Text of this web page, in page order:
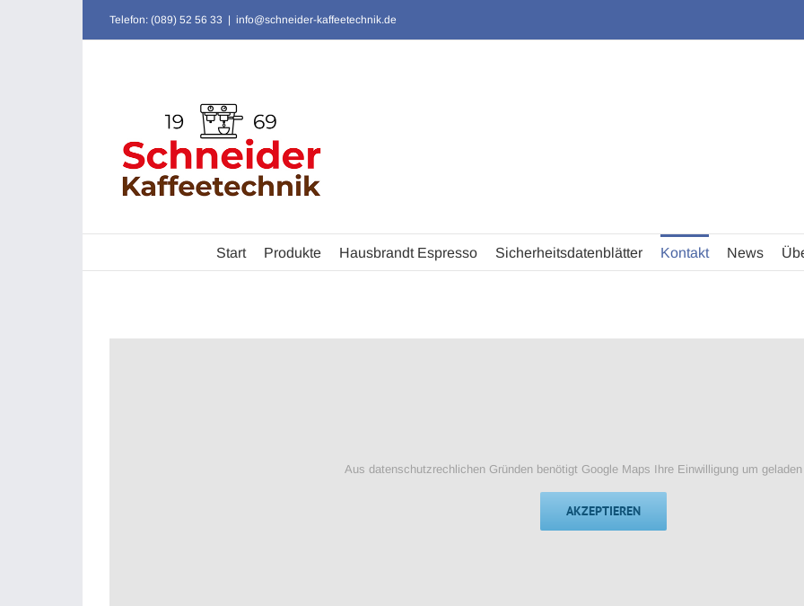
Telefon: (089) 52 56 33 | info@schneider-kaffeetechnik.de
Start Produkte Hausbrandt Espresso Sicherheitsdatenblätter Kontakt News
Aus datenschutzrechlichen Gründen benötigt Google Maps Ihre Einwilligung um geladen
AKZEPTIEREN